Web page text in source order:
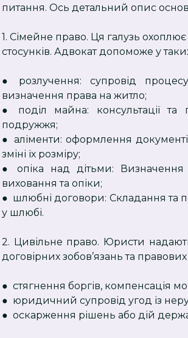
питання. Ось детальний опис
1. Сімейне право. Ця галузь
стосунків. Адвокат допоможе у
● розлучення: супровід
визначення права на житло;
● поділ майна: консультації
подружжя;
● аліменти: оформлення
зміні їх розміру;
● опіка над дітьми:
виховання та опіки;
● шлюбні договори: Складання та
у шлюбі.
2. Цивільне право. Юристи
договірних зобов’язань та правових
● стягнення боргів, компенсація
● юридичний супровід угод із
● оскарження рішень або дій